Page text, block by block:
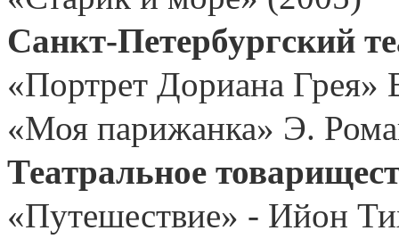
Санкт-Петербургский
«Портрет Дориана
«Моя парижанка» Э.
Театральное
«Путешествие» - Ийон